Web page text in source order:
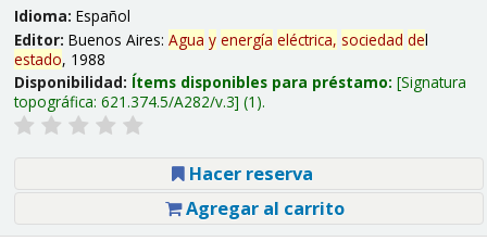
Idioma: Español
Editor: Buenos Aires: Agua y energía eléctrica, sociedad del
estado, 1988
Disponibilidad: Ítems disponibles para préstamo: Signatura
topográfica: 621.374.5/A282/v.3 (1).
Hacer reserva
Agregar al carrito